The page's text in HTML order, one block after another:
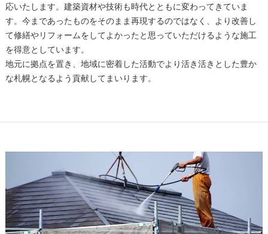
応いたします。建築資材や技術も時代とともに変わってきていま
す。今まであったものをそのまま再現するのではなく、より改善し
て修繕やリフォームをしてよかったと思っていただけるような施工
を得意としています。
地元に拠点を置き、地域に密着した活動でより活き活きとした豊か
な札幌となるよう貢献してまいります。